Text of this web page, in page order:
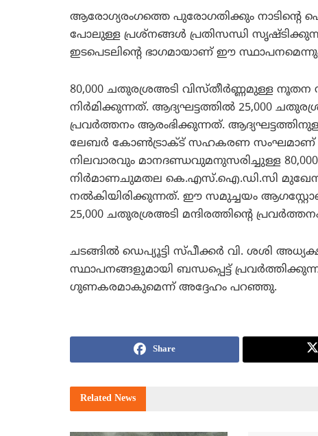
ആരോഗ്യരംഗത്തെ പുരോഗതിക്കും നാടിന്റെ
പോലുള്ള പ്രശ്‌നങ്ങള്‍ പ്രതിസന്ധി
ഇടപെടലിന്റെ ഭാഗമായാണ് ഈ
80,000 ചതുരശ്രഅടി വിസ്തീര്‍ണ്ണമുള്ള നൂതന
നിര്‍മിക്കുന്നത്. ആദ്യഘട്ടത്തില്‍ 25,000
പ്രവര്‍ത്തനം ആരംഭിക്കുന്നത്.
ലേബര്‍ കോണ്‍ട്രാക്ട് സഹകരണ സംഘമാണ്
നിലവാരവും മാനദണ്ഡവുമനുസരിച്ചുള്ള
നിര്‍മാണചുമതല കെ.എസ്.ഐ.ഡി.സി
നല്‍കിയിരിക്കുന്നത്. ഈ സമുച്ചയം
25,000 ചതുരശ്രഅടി മന്ദിരത്തിന്റെ
ചടങ്ങില്‍ ഡെപ്യൂട്ടി സ്പീക്കര്‍ വി. ശശി
സ്ഥാപനങ്ങളുമായി ബന്ധപ്പെട്ട്
ഗുണകരമാകുമെന്ന് അദ്ദേഹം പറഞ്ഞു.
Share
Related News